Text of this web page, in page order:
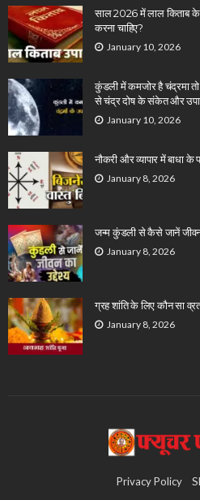
साल 2026 में लाल किताब के
करना चाहिए?
January 10, 2026
कुंडली में कमजोर है चंद्रमा तो
से चंद्र दोष के संकेत और
January 10, 2026
नौकरी और व्यापार में बाधा
January 8, 2026
जन्म कुंडली से कैसे जानें जीवन
January 8, 2026
ग्रह शांति के लिए कौन सा
January 8, 2026
Privacy Policy